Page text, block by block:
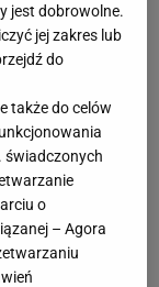
W
Nasze miasto
Policji zs. w
grupowym
Woj.
drużyny
gdzie tym
samym
jest dobrowolne.
jej zakres lub
do
także do celów
świadczonych
o
– Agora